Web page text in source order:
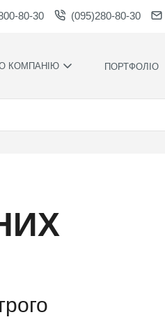
80-30 (095)280-80-30
КОМПАНІЮ ПОРТФОЛІО